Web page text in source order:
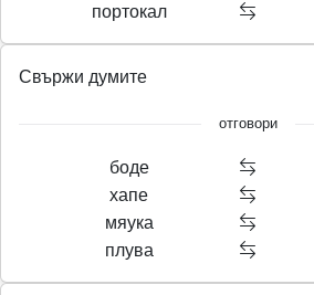
портокал
Свържи думите
отговори
боде
хапе
мяука
плува